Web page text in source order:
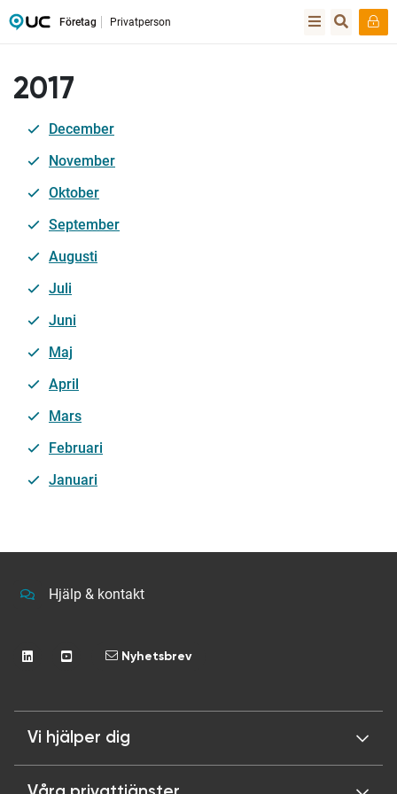
Företag Privatperson
2017
December
November
Oktober
September
Augusti
Juli
Juni
Maj
April
Mars
Februari
Januari
Hjälp & kontakt
Nyhetsbrev
Vi hjälper dig